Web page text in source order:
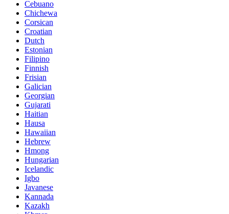
Cebuano
Chichewa
Corsican
Croatian
Dutch
Estonian
Filipino
Finnish
Frisian
Galician
Georgian
Gujarati
Haitian
Hausa
Hawaiian
Hebrew
Hmong
Hungarian
Icelandic
Igbo
Javanese
Kannada
Kazakh